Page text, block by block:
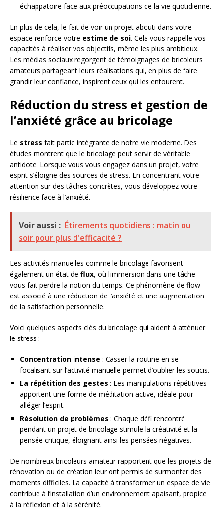
échappatoire face aux préoccupations de la vie quotidienne.
En plus de cela, le fait de voir un projet abouti dans votre
espace renforce votre estime de soi. Cela vous rappelle vos
capacités à réaliser vos objectifs, même les plus ambitieux.
Les médias sociaux regorgent de témoignages de bricoleurs
amateurs partageant leurs réalisations qui, en plus de faire
grandir leur confiance, inspirent ceux qui les entourent.
Réduction du stress et gestion de
l’anxiété grâce au bricolage
Le stress fait partie intégrante de notre vie moderne. Des
études montrent que le bricolage peut servir de véritable
antidote. Lorsque vous vous engagez dans un projet, votre
esprit s’éloigne des sources de stress. En concentrant votre
attention sur des tâches concrètes, vous développez votre
résilience face à l’anxiété.
Voir aussi : Étirements quotidiens : matin ou
soir pour plus d'efficacité ?
Les activités manuelles comme le bricolage favorisent
également un état de flux, où l’immersion dans une tâche
vous fait perdre la notion du temps. Ce phénomène de flow
est associé à une réduction de l’anxiété et une augmentation
de la satisfaction personnelle.
Voici quelques aspects clés du bricolage qui aident à atténuer
le stress :
Concentration intense : Casser la routine en se
focalisant sur l’activité manuelle permet d’oublier les soucis.
La répétition des gestes : Les manipulations répétitives
apportent une forme de méditation active, idéale pour
alléger l’esprit.
Résolution de problèmes : Chaque défi rencontré
pendant un projet de bricolage stimule la créativité et la
pensée critique, éloignant ainsi les pensées négatives.
De nombreux bricoleurs amateur rapportent que les projets de
rénovation ou de création leur ont permis de surmonter des
moments difficiles. La capacité à transformer un espace de vie
contribue à l’installation d’un environnement apaisant, propice
à la réflexion et à la sérénité.